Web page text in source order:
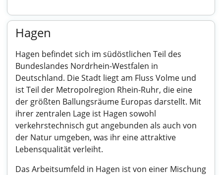
Hagen
Hagen befindet sich im südöstlichen Teil des
Bundeslandes Nordrhein-Westfalen in
Deutschland. Die Stadt liegt am Fluss Volme und
ist Teil der Metropolregion Rhein-Ruhr, die eine
der größten Ballungsräume Europas darstellt. Mit
ihrer zentralen Lage ist Hagen sowohl
verkehrstechnisch gut angebunden als auch von
der Natur umgeben, was ihr eine attraktive
Lebensqualität verleiht.
Das Arbeitsumfeld in Hagen ist von einer Mischung